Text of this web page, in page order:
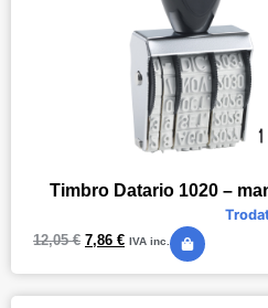
Timbro Datario 1020 –
12,05€ 7,86 € IVA inc.